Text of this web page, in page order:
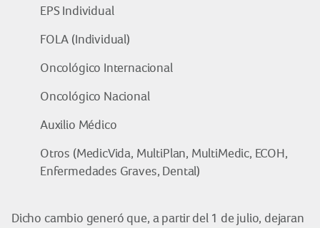
EPS Individual
FOLA (Individual)
Oncológico Internacional
Oncológico Nacional
Auxilio Médico
Otros (MedicVida, MultiPlan, MultiMedic, ECOH,
Enfermedades Graves, Dental)
Dicho cambio generó que, a partir del 1 de julio, dejaran